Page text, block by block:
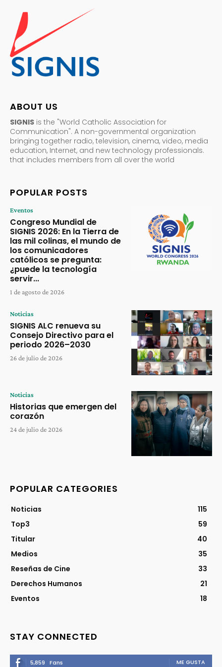
ABOUT US
SIGNIS is the "World Catholic Association for
Communication". A non-governmental organization
bringing together radio, television, cinema, video, media
education, Internet, and new technology professionals.
that includes members from all over the world
POPULAR POSTS
Eventos
Congreso Mundial de
SIGNIS 2026: En la Tierra de
las mil colinas, el mundo de
los comunicadores
católicos se pregunta:
¿puede la tecnología
servir...
1 de agosto de 2026
Noticias
SIGNIS ALC renueva su
Consejo Directivo para el
periodo 2026–2030
26 de julio de 2026
Noticias
Historias que emergen del
corazón
24 de julio de 2026
POPULAR CATEGORIES
Noticias
115
Top3
59
Titular
40
Medios
35
Reseñas de Cine
33
Derechos Humanos
21
Eventos
18
STAY CONNECTED
5,859 Fans ME GUSTA